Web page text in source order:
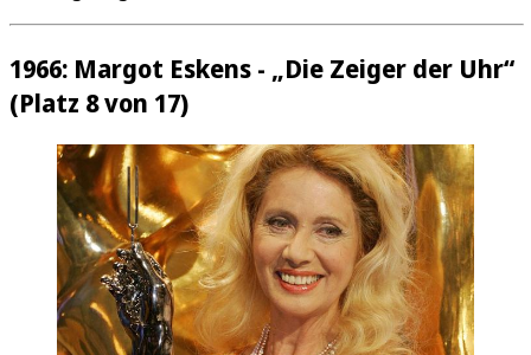
1966: Margot Eskens - „Die Zeiger der Uhr“
(Platz 8 von 17)